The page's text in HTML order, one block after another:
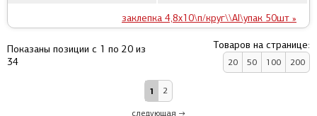
заклепка 4,8x10\п/круг\\Al\упак 50шт »
Показаны позиции с 1 по 20 из
34
Товаров на странице:
20 50 100 200
1 2
следующая →